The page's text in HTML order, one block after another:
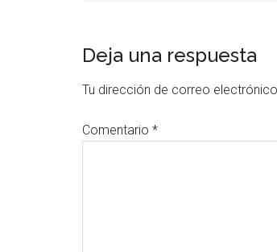
Deja una respuesta
Tu dirección de correo
Comentario *